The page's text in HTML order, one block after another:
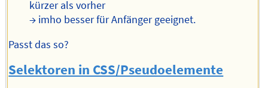
kürzer als vorher
→ imho besser für Anfänger geeignet.
Passt das so?
Selektoren in CSS/Pseudoelemente